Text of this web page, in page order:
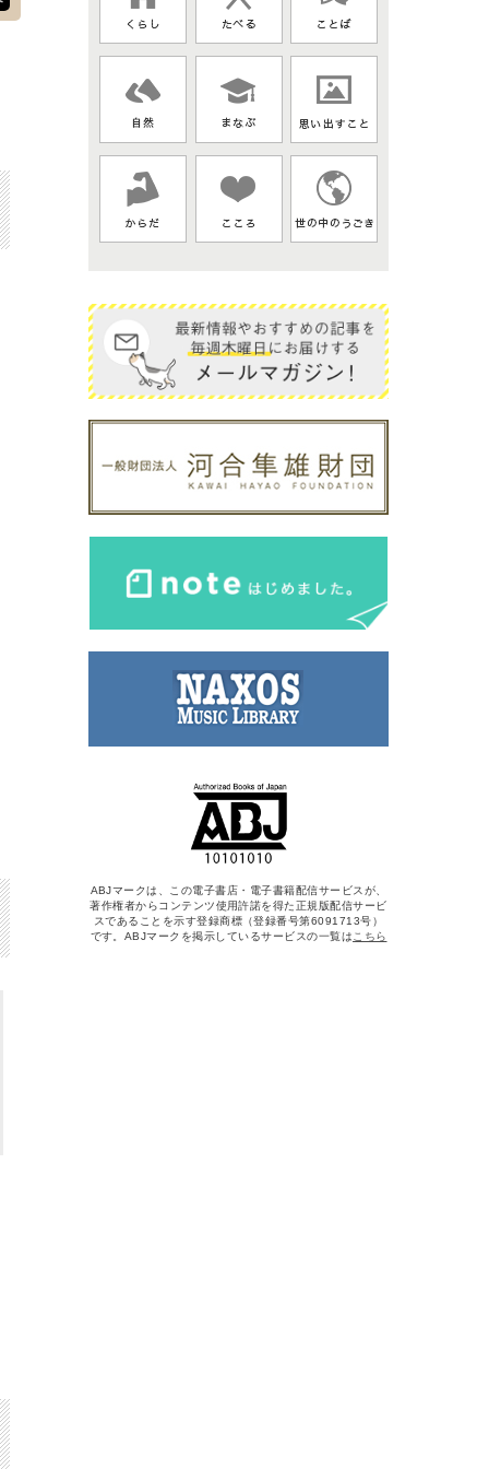
ABJマークは、この電子書店・電子書籍配信サービスが、
著作権者からコンテンツ使用許諾を得た正規版配信サービ
スであることを示す登録商標（登録番号第6091713号）
です。ABJマークを掲示しているサービスの一覧はこちら